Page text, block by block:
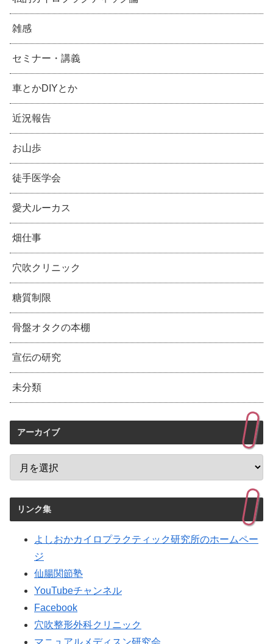
雑感
セミナー・講義
車とかDIYとか
近況報告
お山歩
徒手医学会
愛犬ルーカス
畑仕事
穴吹クリニック
糖質制限
骨盤オタクの本棚
宣伝の研究
未分類
アーカイブ
リンク集
よしおかカイロプラクティック研究所のホームペー
ジ
仙腸関節塾
YouTubeチャンネル
Facebook
穴吹整形外科クリニック